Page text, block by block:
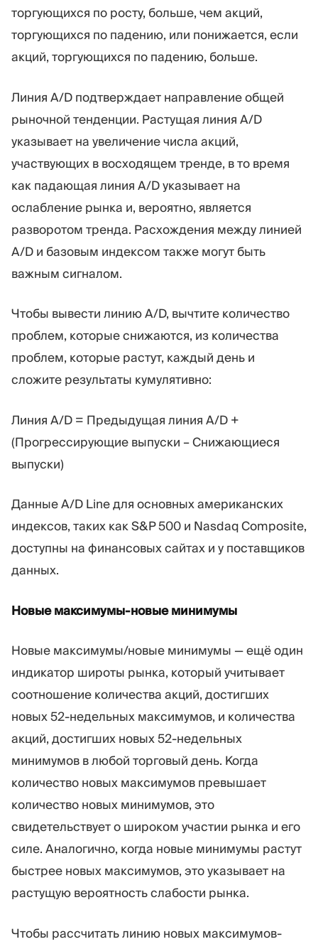
торгующихся по росту, больше, чем акций,
торгующихся по падению, или понижается, если
акций, торгующихся по падению, больше.
Линия A/D подтверждает направление общей
рыночной тенденции. Растущая линия A/D
указывает на увеличение числа акций,
участвующих в восходящем тренде, в то время
как падающая линия A/D указывает на
ослабление рынка и, вероятно, является
разворотом тренда. Расхождения между линией
A/D и базовым индексом также могут быть
важным сигналом.
Чтобы вывести линию A/D, вычтите количество
проблем, которые снижаются, из количества
проблем, которые растут, каждый день и
сложите результаты кумулятивно:
Линия A/D = Предыдущая линия A/D +
(Прогрессирующие выпуски – Снижающиеся
выпуски)
Данные A/D Line для основных американских
индексов, таких как S&P 500 и Nasdaq Composite,
доступны на финансовых сайтах и у поставщиков
данных.
Новые максимумы-новые минимумы
Новые максимумы/новые минимумы — ещё один
индикатор широты рынка, который учитывает
соотношение количества акций, достигших
новых 52-недельных максимумов, и количества
акций, достигших новых 52-недельных
минимумов в любой торговый день. Когда
количество новых максимумов превышает
количество новых минимумов, это
свидетельствует о широком участии рынка и его
силе. Аналогично, когда новые минимумы растут
быстрее новых максимумов, это указывает на
растущую вероятность слабости рынка.
Чтобы рассчитать линию новых максимумов-